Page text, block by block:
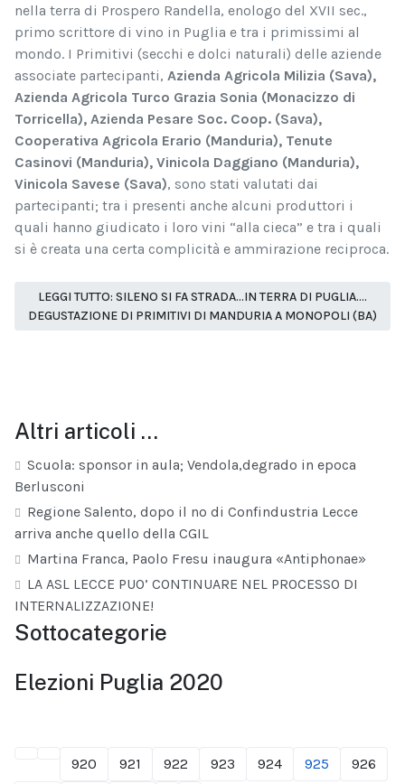
nella terra di Prospero Randella, enologo del XVII sec.,
primo scrittore di vino in Puglia e tra i primissimi al
mondo. I Primitivi (secchi e dolci naturali) delle aziende
associate partecipanti, Azienda Agricola Milizia (Sava),
Azienda Agricola Turco Grazia Sonia (Monacizzo di
Torricella), Azienda Pesare Soc. Coop. (Sava),
Cooperativa Agricola Erario (Manduria), Tenute
Casinovi (Manduria), Vinicola Daggiano (Manduria),
Vinicola Savese (Sava), sono stati valutati dai
partecipanti; tra i presenti anche alcuni produttori i
quali hanno giudicato i loro vini “alla cieca” e tra i quali
si è creata una certa complicità e ammirazione reciproca.
LEGGI TUTTO: SILENO SI FA STRADA…IN TERRA DI PUGLIA….
DEGUSTAZIONE DI PRIMITIVI DI MANDURIA A MONOPOLI (BA)
Altri articoli …
Scuola: sponsor in aula; Vendola,degrado in epoca
Berlusconi
Regione Salento, dopo il no di Confindustria Lecce
arriva anche quello della CGIL
Martina Franca, Paolo Fresu inaugura «Antiphonae»
LA ASL LECCE PUO’ CONTINUARE NEL PROCESSO DI
INTERNALIZZAZIONE!
Sottocategorie
Elezioni Puglia 2020
920 921 922 923 924 925 926